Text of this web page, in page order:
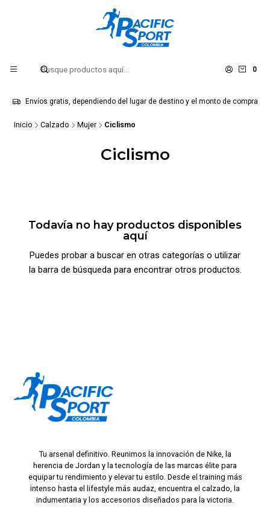
0
Envíos gratis, dependiendo del lugar de destino y el monto de compra
Inicio Calzado Mujer Ciclismo
Ciclismo
Todavía no hay productos disponibles
aquí
Puedes probar a buscar en otras categorías o utilizar
la barra de búsqueda para encontrar otros productos.
Tu arsenal definitivo. Reunimos la innovación de Nike, la
herencia de Jordan y la tecnología de las marcas élite para
equipar tu rendimiento y elevar tu estilo. Desde el training más
intenso hasta el lifestyle más audaz, encuentra el calzado, la
indumentaria y los accesorios diseñados para la victoria.